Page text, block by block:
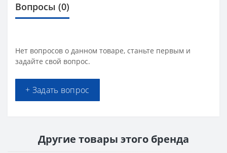
Вопросы (0)
Нет вопросов о данном товаре, станьте первым и
задайте свой вопрос.
+ Задать вопрос
Другие товары этого бренда